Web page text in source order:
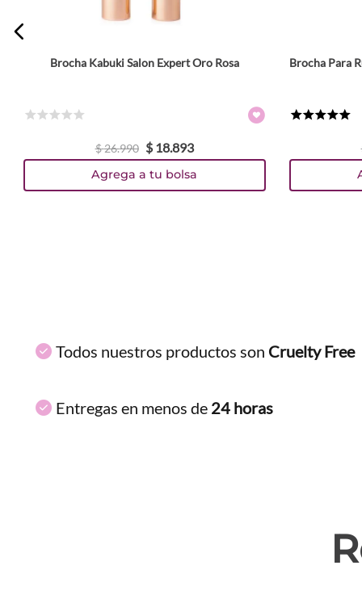
Brocha Kabuki Salon Expert Oro Rosa
$26.990 $ 18.893
Agrega a tu bolsa
Brocha Para
Todos nuestros productos son Cruelty Free
Entregas en menos de 24 horas